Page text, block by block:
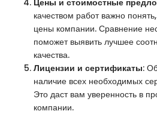
качеством работ важно
цены компании. Сравнение
поможет выявить лучшее
качества.
Лицензии и сертификаты:
наличие всех необходимых
Это даст вам уверенность в
компании.